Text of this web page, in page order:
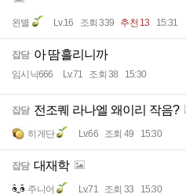
왼별 Lv.16 조회 339 추천 13 15:31
잡담 아 땀흘리니까
임시닉666 Lv.71 조회 38 15:30
잡담 전조퀘 라나엘 왜이리 작음?
히게단 Lv.66 조회 49 15:30
잡담 대재학
주니어 Lv.71 조회 33 15:30